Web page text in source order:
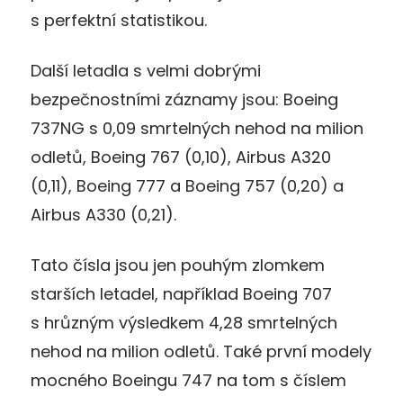
s perfektní statistikou.
Další letadla s velmi dobrými
bezpečnostními záznamy jsou: Boeing
737NG s 0,09 smrtelných nehod na milion
odletů, Boeing 767 (0,10), Airbus A320
(0,11), Boeing 777 a Boeing 757 (0,20) a
Airbus A330 (0,21).
Tato čísla jsou jen pouhým zlomkem
starších letadel, například Boeing 707
s hrůzným výsledkem 4,28 smrtelných
nehod na milion odletů. Také první modely
mocného Boeingu 747 na tom s číslem